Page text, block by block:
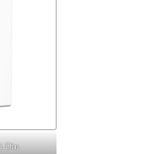
Din